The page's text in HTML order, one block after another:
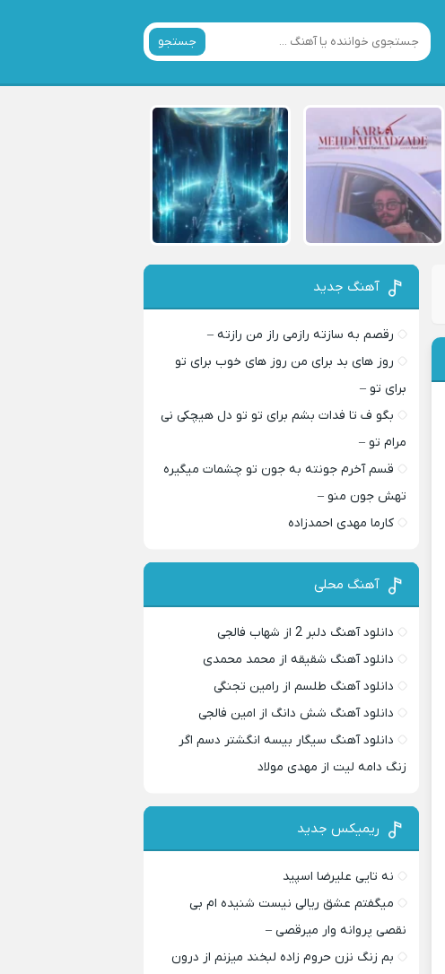
جستجو
آهنگ جدید
رقصم به سازته رازمی راز من رازته –
روز های بد برای من روز های خوب برای تو
برای تو –
بگو ف تا فدات بشم برای تو تو دل هیچکی نی
مرام تو –
قسم آخرم جونته به جون تو چشمات میگیره
تهش جون منو –
کارما مهدی احمدزاده
آهنگ محلی
دانلود آهنگ دلبر 2 از شهاب فالجی
دانلود آهنگ شقیقه از محمد محمدی
دانلود آهنگ طلسم از رامین تجنگی
دانلود آهنگ شش دانگ از امین فالجی
دانلود آهنگ سیگار بیسه انگشتر دسم اگر
زنگ دامه لیت از مهدی مولاد
ریمیکس جدید
نه تایی علیرضا اسپید
میگفتم عشق ریالی نیست شنیده ام بی
نقصی پروانه وار میرقصی –
بم زنگ نزن حروم زاده لبخند میزنم از درون